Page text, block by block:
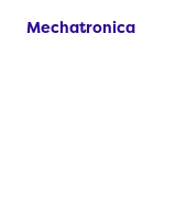
Labels:
Mechatronica